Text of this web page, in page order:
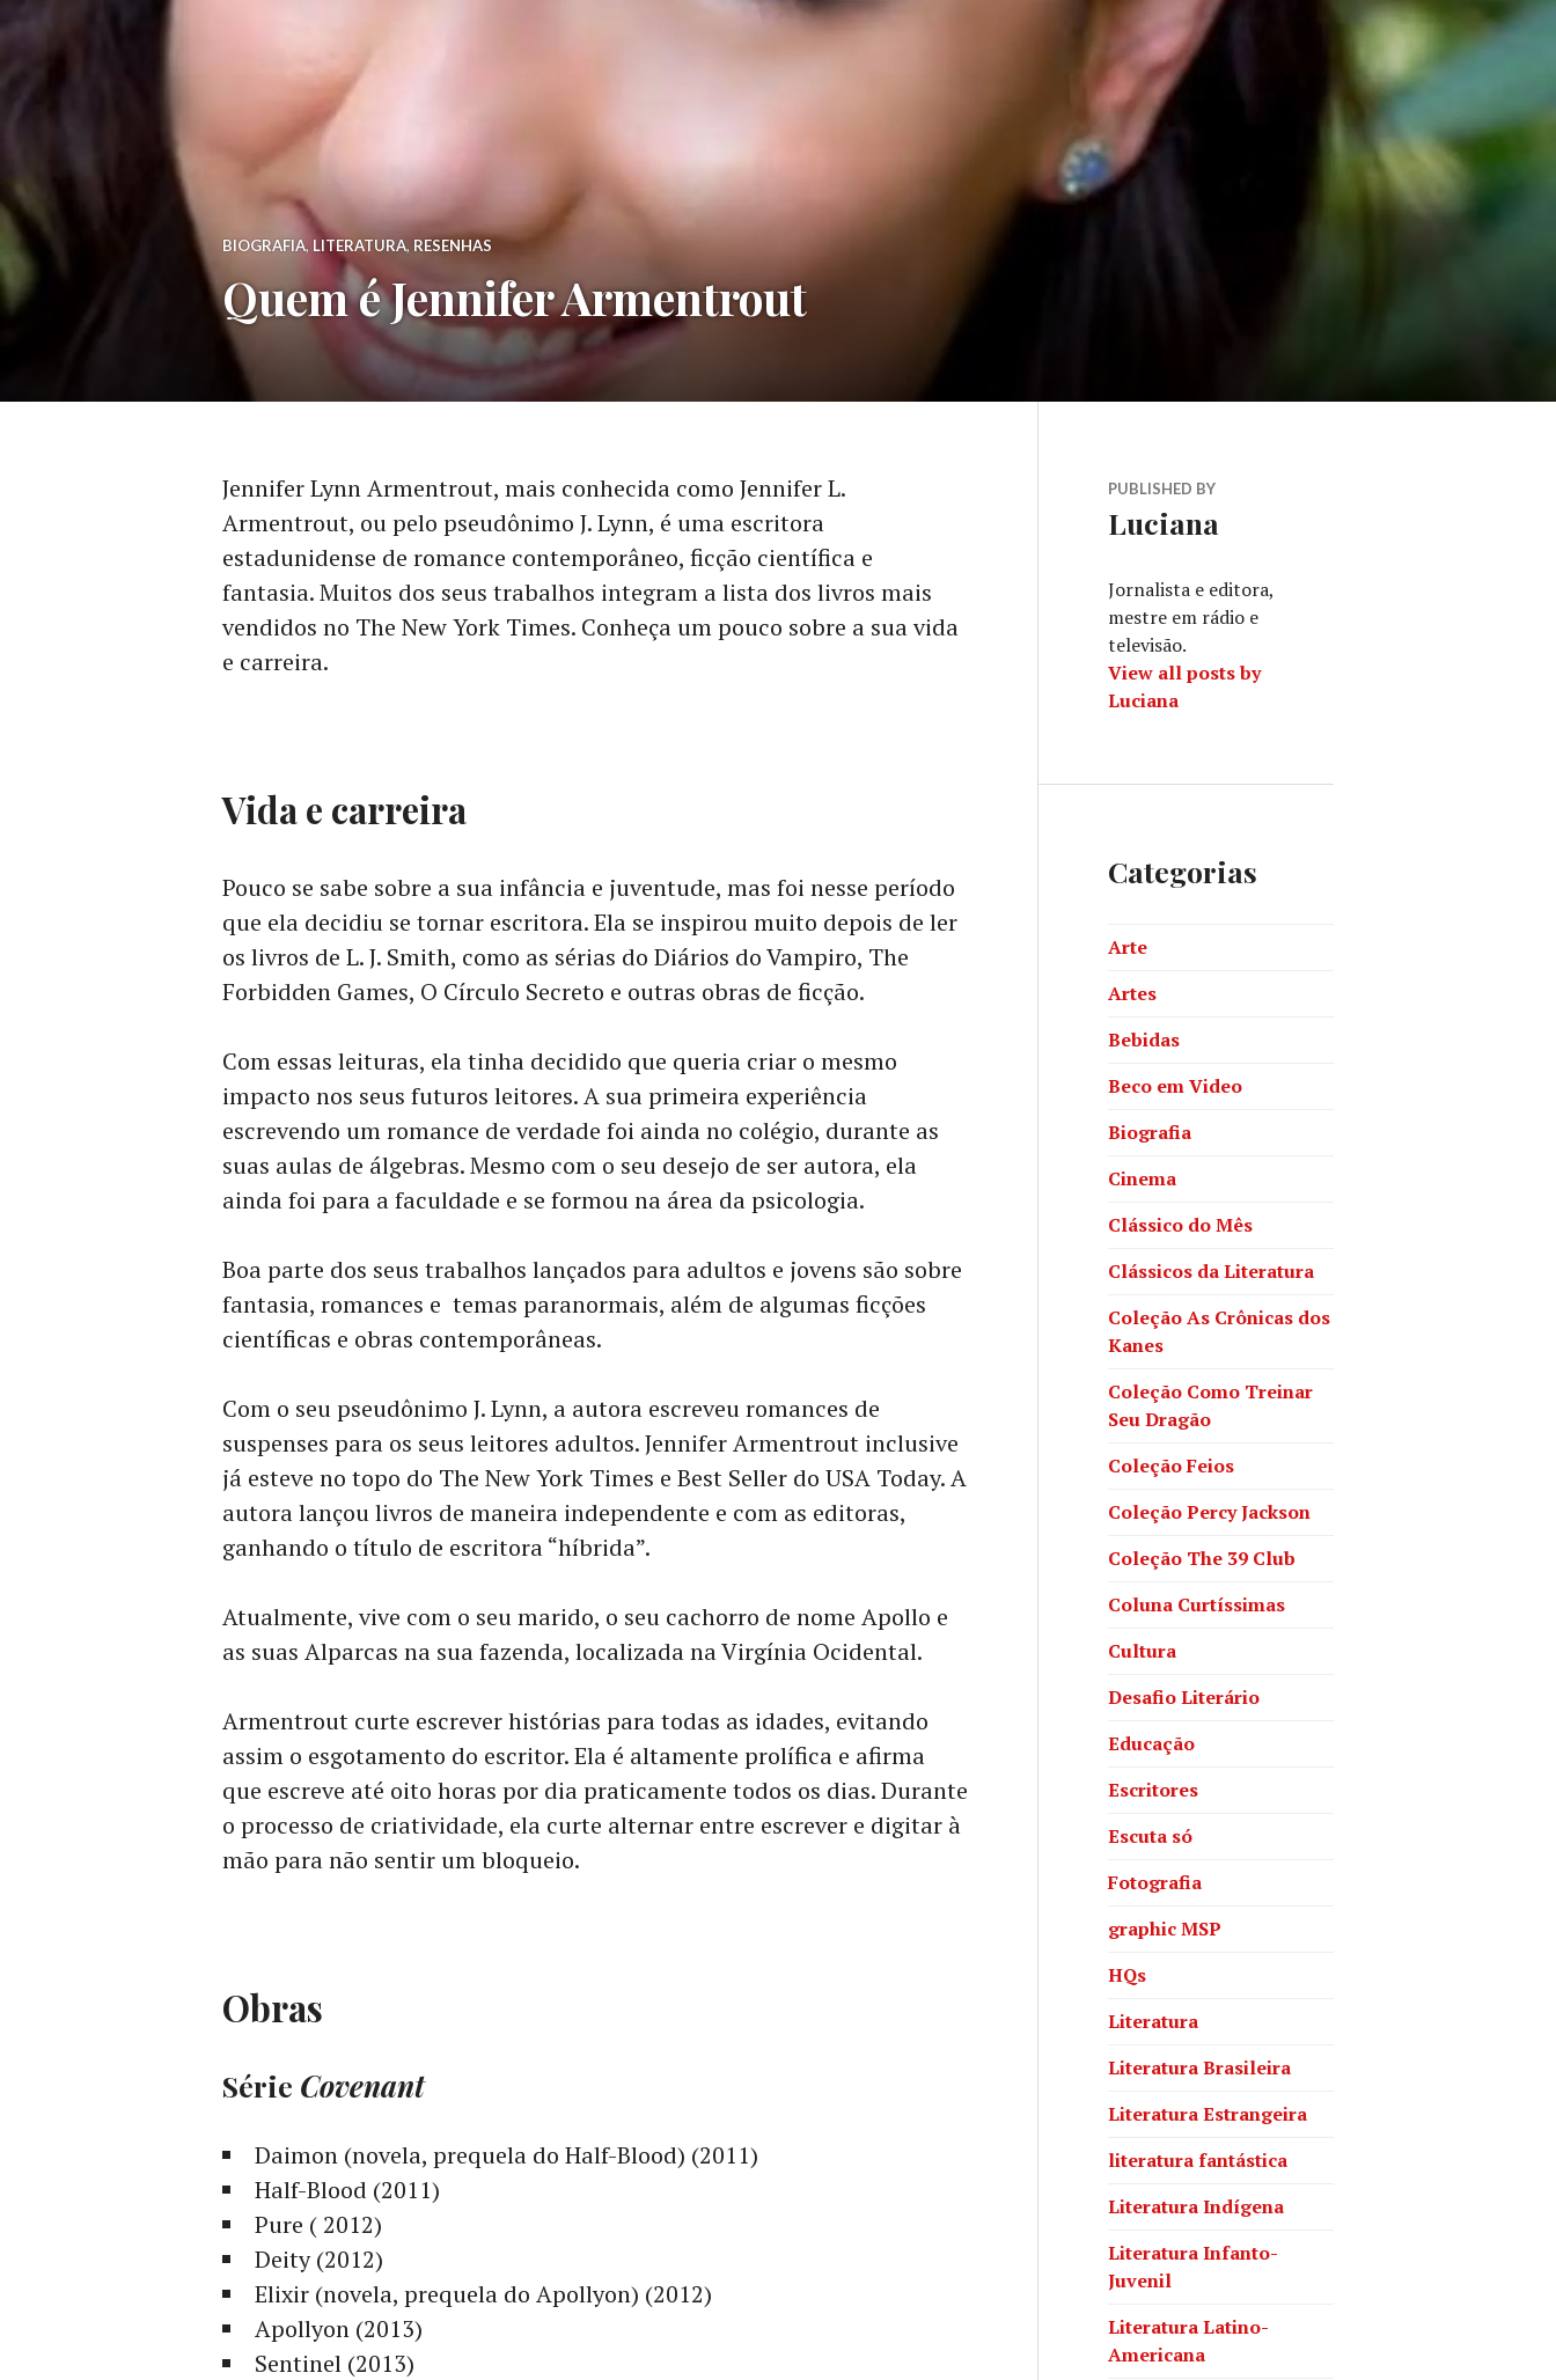
BIOGRAFIA, LITERATURA, RESENHAS
Quem é Jennifer Armentrout
Jennifer Lynn Armentrout, mais conhecida como Jennifer L.
Armentrout, ou pelo pseudônimo J. Lynn, é uma escritora
estadunidense de romance contemporâneo, ficção científica e
fantasia. Muitos dos seus trabalhos integram a lista dos livros mais
vendidos no The New York Times. Conheça um pouco sobre a sua vida
e carreira.
Vida e carreira
Pouco se sabe sobre a sua infância e juventude, mas foi nesse período
que ela decidiu se tornar escritora. Ela se inspirou muito depois de ler
os livros de L. J. Smith, como as sérias do Diários do Vampiro, The
Forbidden Games, O Círculo Secreto e outras obras de ficção.
Com essas leituras, ela tinha decidido que queria criar o mesmo
impacto nos seus futuros leitores. A sua primeira experiência
escrevendo um romance de verdade foi ainda no colégio, durante as
suas aulas de álgebras. Mesmo com o seu desejo de ser autora, ela
ainda foi para a faculdade e se formou na área da psicologia.
Boa parte dos seus trabalhos lançados para adultos e jovens são sobre
fantasia, romances e temas paranormais, além de algumas ficções
científicas e obras contemporâneas.
Com o seu pseudônimo J. Lynn, a autora escreveu romances de
suspenses para os seus leitores adultos. Jennifer Armentrout inclusive
já esteve no topo do The New York Times e Best Seller do USA Today. A
autora lançou livros de maneira independente e com as editoras,
ganhando o título de escritora “híbrida”.
Atualmente, vive com o seu marido, o seu cachorro de nome Apollo e
as suas Alparcas na sua fazenda, localizada na Virgínia Ocidental.
Armentrout curte escrever histórias para todas as idades, evitando
assim o esgotamento do escritor. Ela é altamente prolífica e afirma
que escreve até oito horas por dia praticamente todos os dias. Durante
o processo de criatividade, ela curte alternar entre escrever e digitar à
mão para não sentir um bloqueio.
Obras
Série Covenant
Daimon (novela, prequela do Half-Blood) (2011)
Half-Blood (2011)
Pure ( 2012)
Deity (2012)
Elixir (novela, prequela do Apollyon) (2012)
Apollyon (2013)
Sentinel (2013)
PUBLISHED BY
Luciana
Jornalista e editora,
mestre em rádio e
televisão.
View all posts by
Luciana
Categorias
Arte
Artes
Bebidas
Beco em Video
Biografia
Cinema
Clássico do Mês
Clássicos da Literatura
Coleção As Crônicas dos
Kanes
Coleção Como Treinar
Seu Dragão
Coleção Feios
Coleção Percy Jackson
Coleção The 39 Club
Coluna Curtíssimas
Cultura
Desafio Literário
Educação
Escritores
Escuta só
Fotografia
graphic MSP
HQs
Literatura
Literatura Brasileira
Literatura Estrangeira
literatura fantástica
Literatura Indígena
Literatura Infanto-
Juvenil
Literatura Latino-
Americana